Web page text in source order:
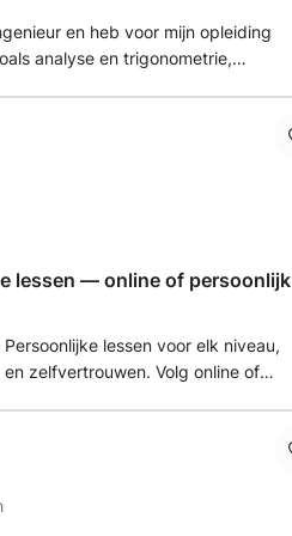
en heb voor mijn opleiding
analyse en trigonometrie,
ook helpen met conversatie-
lessen — online of persoonlijk
lessen voor elk niveau,
zelfvertrouwen. Volg online of